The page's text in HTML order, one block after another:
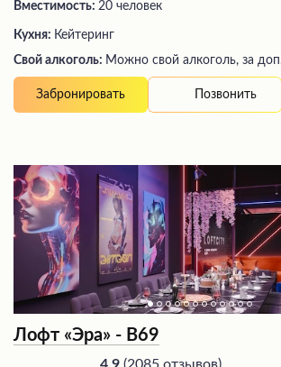
Вместимость: 20 человек
Кухня: Кейтеринг
Свой алкоголь: Можно свой алкоголь, за
Забронировать Позвонить
Лофт «Эра» - В69